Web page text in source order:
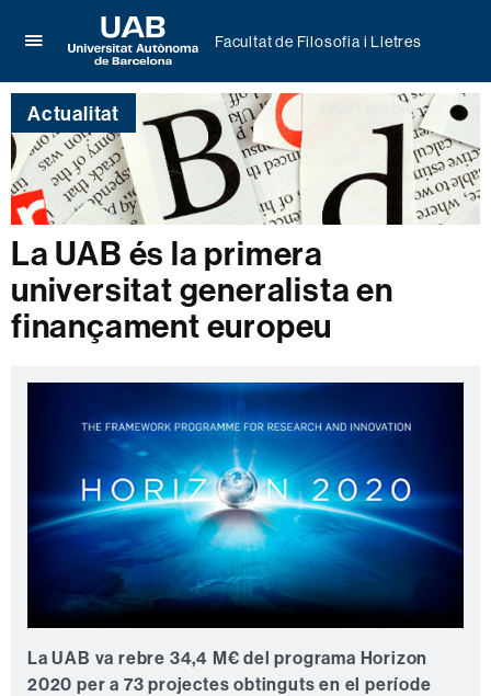
per
desplegar
el
menú
de
Facultat
de
Filosofia
i
Lletres
Universitat
Autònoma
de
Barcelona
Facultat de Filosofia i Lletres
Actualitat
La UAB és la primera
universitat generalista en
finançament europeu
La UAB va rebre 34,4 M€ del programa Horizon
2020 per a 73 projectes obtinguts en el període